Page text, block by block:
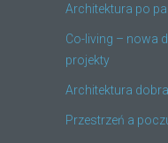
Architektura po
Co-living – nowa
projekty
Architektura
Przestrzeń a